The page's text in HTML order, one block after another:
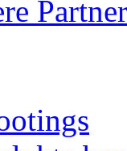
Partner